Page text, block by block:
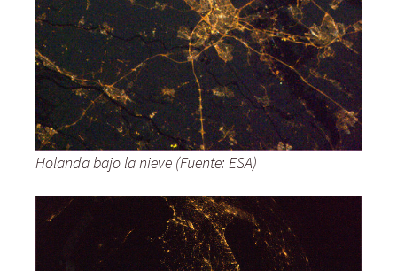
Holanda bajo la nieve (Fuente: ESA)